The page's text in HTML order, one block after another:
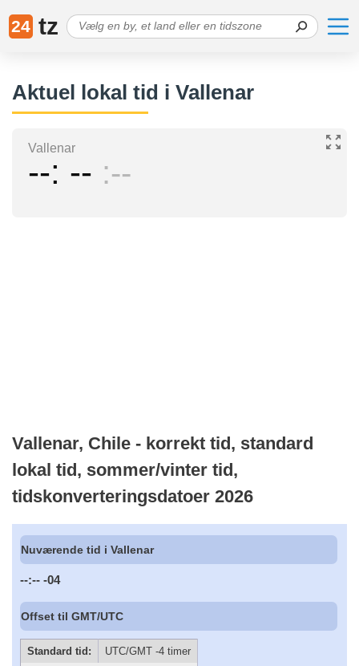
24 tz
Aktuel lokal tid i Vallenar
Vallenar
-- -- --
Vallenar, Chile - korrekt tid, standard
lokal tid, sommer/vinter tid,
tidskonverteringsdatoer 2026
Nuværende tid i Vallenar
--:-- -04
Offset til GMT/UTC
Standard tid:
UTC/GMT -4 timer